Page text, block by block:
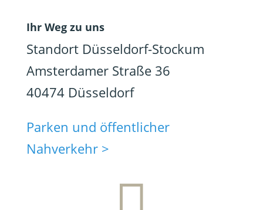
Ihr Weg zu uns
Standort Düsseldorf-Stockum
Amsterdamer Straße 36
40474 Düsseldorf
Parken und öffentlicher
Nahverkehr >